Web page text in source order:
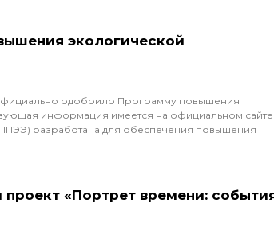
экологической
одобрило Программу повышения
информация имеется на официальном сайте
разработана для обеспечения повышения
«Портрет времени: